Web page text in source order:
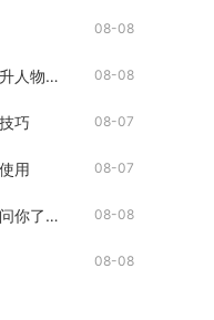
08-08
在帝王三国中用什么方法可以迅速提升人物等级 08-08
巧 08-07
用 08-07
有关少年三国志零竞猜的参与方法请问你了解吗 08-08
08-08